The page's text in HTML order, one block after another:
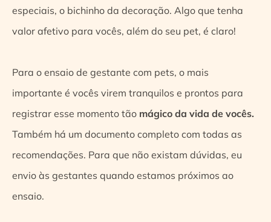
especiais, o bichinho da decoração. Algo que tenha
valor afetivo para vocês, além do seu pet, é claro!
Para o ensaio de gestante com pets, o mais
importante é vocês virem tranquilos e prontos para
registrar esse momento tão mágico da vida de vocês.
Também há um documento completo com todas as
recomendações. Para que não existam dúvidas, eu
envio às gestantes quando estamos próximos ao
ensaio.